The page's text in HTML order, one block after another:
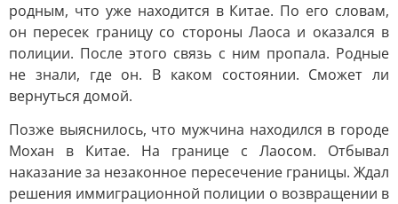
родным, что уже находится в Китае. По его словам,
он пересек границу со стороны Лаоса и оказался в
полиции. После этого связь с ним пропала. Родные
не знали, где он. В каком состоянии. Сможет ли
вернуться домой.
Позже выяснилось, что мужчина находился в городе
Мохан в Китае. На границе с Лаосом. Отбывал
наказание за незаконное пересечение границы. Ждал
решения иммиграционной полиции о возвращении в